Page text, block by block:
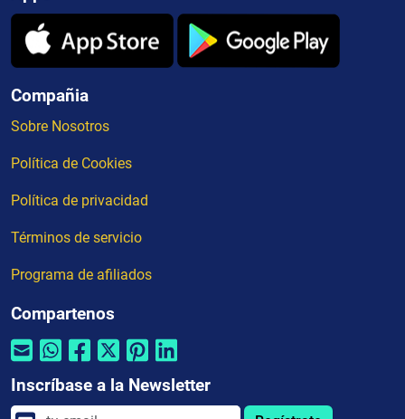
Compañia
Sobre Nosotros
Política de Cookies
Política de privacidad
Términos de servicio
Programa de afiliados
Compartenos
Inscríbase a la Newsletter